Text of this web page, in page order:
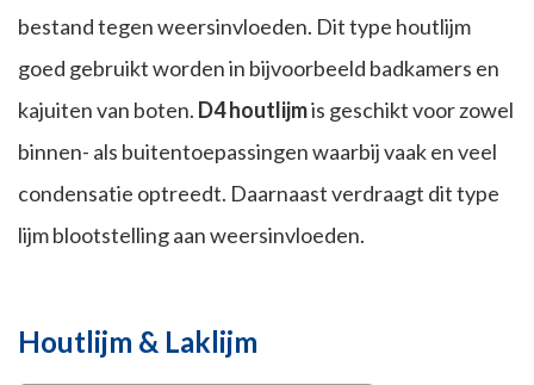
bestand tegen weersinvloeden. Dit type houtlijm
goed gebruikt worden in bijvoorbeeld badkamers en
kajuiten van boten. D4 houtlijmis geschikt voor zowel
binnen- als buitentoepassingen waarbij vaak en veel
condensatie optreedt. Daarnaast verdraagt dit type
lijm blootstelling aan weersinvloeden.
Houtlijm & Laklijm